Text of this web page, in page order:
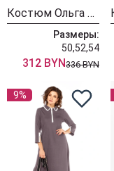
Костюм Ольга Стиль С1035 клетка + коричневый
Размеры:
50,52,54
312 BYN336 BYN
9%